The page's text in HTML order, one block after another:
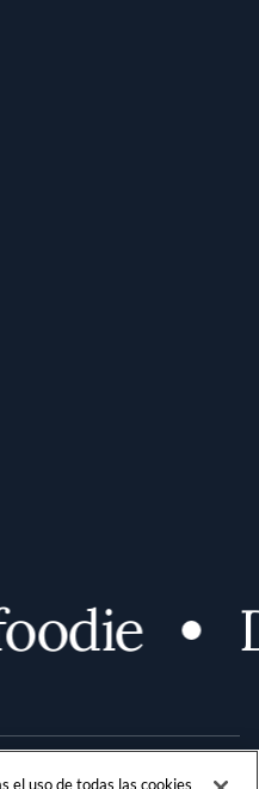
el uso de todas las cookies